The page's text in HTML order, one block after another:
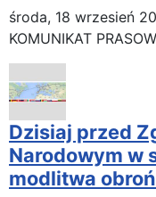
środa, 18 wrzesień
KOMUNIKAT
Dzisiaj przed
Narodowym w
modlitwa